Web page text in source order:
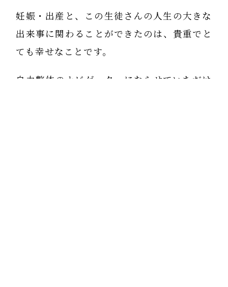
妊娠・出産と、この生徒さんの人生の大きな
出来事に関わることができたのは、貴重でと
ても幸せなことです。
自力整体のナビゲーターにならせていただけ